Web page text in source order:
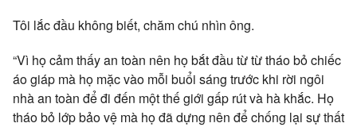
Tôi lắc đầu không biết, chăm chú nhìn ông.
“Vì họ cảm thấy an toàn nên họ bắt đầu từ từ tháo bỏ chiếc
áo giáp mà họ mặc vào mỗi buổi sáng trước khi rời ngôi
nhà an toàn để đi đến một thế giới gấp rút và hà khắc. Họ
tháo bỏ lớp bảo vệ mà họ đã dựng nên để chống lại sự thất